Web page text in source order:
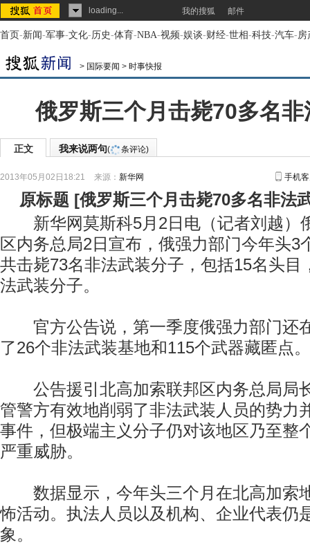
loading... 我的搜狐 邮件
首页-新闻-军事-文化-历史-体育-NBA-视频-娱谈-财经-世相-科技-汽车-房
> 国际要闻 > 时事快报
俄罗斯三个月击毙70多名
正文 我来说两句( 条评论)
2013年05月02日18:21 来源： 新华网 手机
原标题 [俄罗斯三个月击毙70多名非法
新华网莫斯科5月2日电（记者刘越）
区内务总局2日宣布，俄强力部门今年头3
共击毙73名非法武装分子，包括15名头目
法武装分子。
官方公告说，第一季度俄强力部门还
了26个非法武装基地和115个武器藏匿点。
公告援引北高加索联邦区内务总局局
管警方有效地削弱了非法武装人员的势力
事件，但极端主义分子仍对该地区乃至整
严重威胁。
数据显示，今年头三个月在北高加索
怖活动。执法人员以及机构、企业代表仍
象。